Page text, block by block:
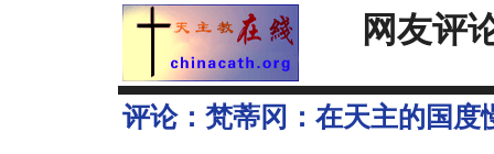
网友评
评论： 梵蒂冈：在天主的国度